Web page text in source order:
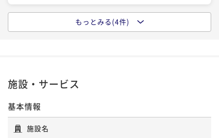
こだわりBBQオールスターの夕食＆朝食付き 1100坪
こだわりしゃぶしゃぶオールスターの夕食＆朝食付
もっとみる(4件)
施設・サービス
基本情報
施設名